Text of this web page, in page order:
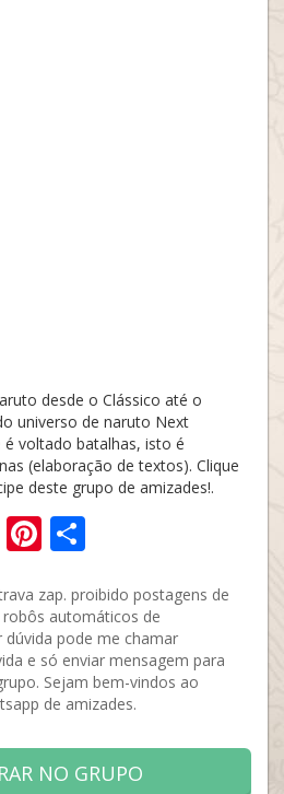
desde o Clássico até o
universo de naruto Next
é voltado batalhas, isto é
(elaboração de textos). Clique
deste grupo de amizades!.
Facebook
Pinterest
zap. proibido postagens de
automáticos de
dúvida pode me chamar
e só enviar mensagem para
Sejam bem-vindos ao
de amizades.
NO GRUPO